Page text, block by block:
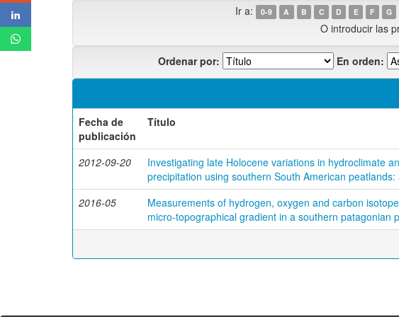
Ir a: 0-9 A B C D E F G
O introducir las
Ordenar por: En orden:
Fecha de
publicación
Título
2012-09-20
Investigating late Holocene variations in hydroclimate
precipitation using southern South American
2016-05
Measurements of hydrogen, oxygen and carbon
micro-topographical gradient in a southern patagonian